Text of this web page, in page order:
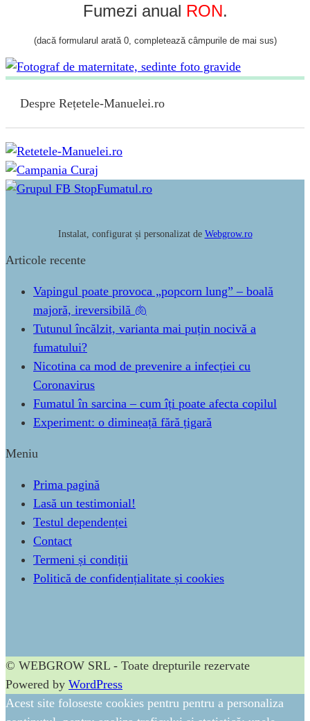
Fumezi anual RON.
(dacă formularul arată 0, completează câmpurile de mai sus)
Despre Rețetele-Manuelei.ro
Instalat, configurat și personalizat de Webgrow.ro
Articole recente
Vapingul poate provoca „popcorn lung” – boală
majoră, ireversibilă 🫁
Tutunul încălzit, varianta mai puțin nocivă a
fumatului?
Nicotina ca mod de prevenire a infecției cu
Coronavirus
Fumatul în sarcina – cum îți poate afecta copilul
Experiment: o dimineață fără țigară
Meniu
Prima pagină
Lasă un testimonial!
Testul dependenței
Contact
Termeni și condiții
Politică de confidențialitate și cookies
© WEBGROW SRL - Toate drepturile rezervate
Powered by WordPress
Acest site foloseste cookies pentru pentru a personaliza